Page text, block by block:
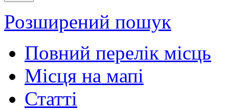
Розширений пошук
Повний перелік місць
Місця на мапі
Статті